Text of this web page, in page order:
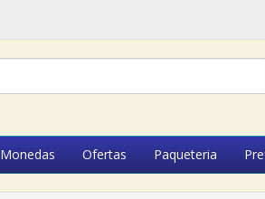
Monedas Ofertas Paqueteria